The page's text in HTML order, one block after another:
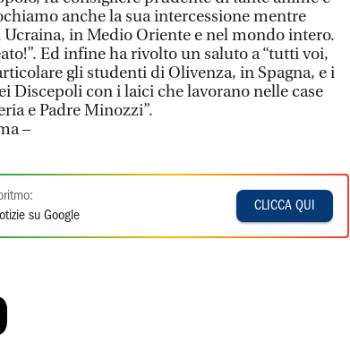
anche la sua intercessione mentre
in Medio Oriente e nel mondo intero.
Ed infine ha rivolto un saluto a “tutti voi,
gli studenti di Olivenza, in Spagna, e i
Discepoli con i laici che lavorano nelle case
e Padre Minozzi”.
–
su Google
CLICCA QUI